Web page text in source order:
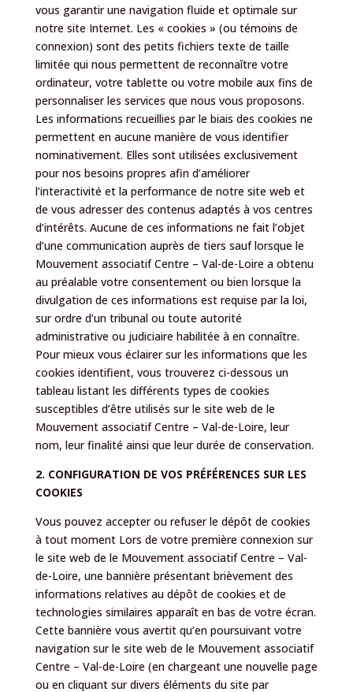
vous garantir une navigation fluide et optimale sur
notre site Internet. Les « cookies » (ou témoins de
connexion) sont des petits fichiers texte de taille
limitée qui nous permettent de reconnaître votre
ordinateur, votre tablette ou votre mobile aux fins de
personnaliser les services que nous vous proposons.
Les informations recueillies par le biais des cookies ne
permettent en aucune manière de vous identifier
nominativement. Elles sont utilisées exclusivement
pour nos besoins propres afin d’améliorer
l’interactivité et la performance de notre site web et
de vous adresser des contenus adaptés à vos centres
d’intérêts. Aucune de ces informations ne fait l’objet
d’une communication auprès de tiers sauf lorsque le
Mouvement associatif Centre – Val-de-Loire a obtenu
au préalable votre consentement ou bien lorsque la
divulgation de ces informations est requise par la loi,
sur ordre d’un tribunal ou toute autorité
administrative ou judiciaire habilitée à en connaître.
Pour mieux vous éclairer sur les informations que les
cookies identifient, vous trouverez ci-dessous un
tableau listant les différents types de cookies
susceptibles d’être utilisés sur le site web de le
Mouvement associatif Centre – Val-de-Loire, leur
nom, leur finalité ainsi que leur durée de conservation.
2. CONFIGURATION DE VOS PRÉFÉRENCES SUR LES
COOKIES
Vous pouvez accepter ou refuser le dépôt de cookies
à tout moment Lors de votre première connexion sur
le site web de le Mouvement associatif Centre – Val-
de-Loire, une bannière présentant brièvement des
informations relatives au dépôt de cookies et de
technologies similaires apparaît en bas de votre écran.
Cette bannière vous avertit qu’en poursuivant votre
navigation sur le site web de le Mouvement associatif
Centre – Val-de-Loire (en chargeant une nouvelle page
ou en cliquant sur divers éléments du site par